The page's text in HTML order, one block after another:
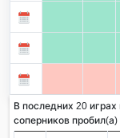
В последних 20
соперников